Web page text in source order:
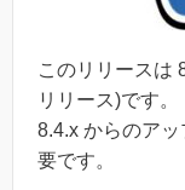
このリリースは
リリース)です。
8.4.x からのア
要です。